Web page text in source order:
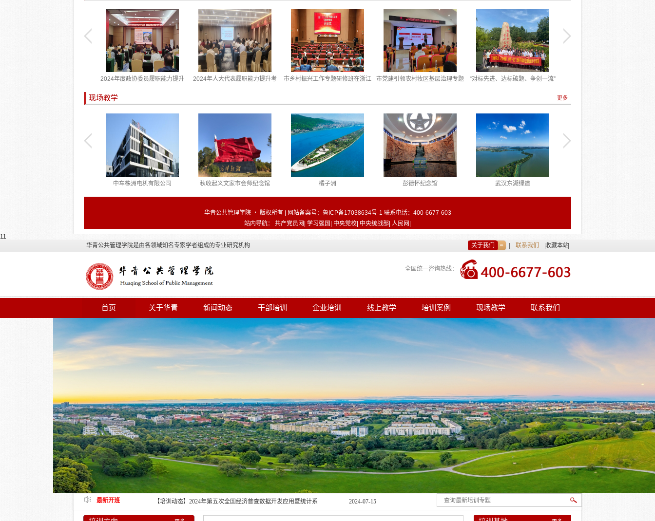
2024年度政协委员履职能力提升
2024年人大代表履职能力提升考
市乡村振兴工作专题研修班在浙江
市党建引领农村牧区基层治理专题
“对标先进、达标破题、争创一流”
更多
现场教学
中车株洲电机有限公司 秋收起义文家市会师纪念馆 橘子洲 彭德怀纪念馆 武汉东湖绿道
华青公共管理学院 ・ 版权所有 | 网站备案号： 鲁ICP备17038634号-1 联系电话：400-6677-603
站内导航： 共产党员网 学习强国 中央党校 中央统战部 人民网
11
关于我们
联系我们 收藏本站
华青公共管理学院是由各领域知名专家学者组成的专业研究机构
全国统一咨询热线：
首页 关于华青 新闻动态 干部培训 企业培训 线上教学 培训案例 现场教学 联系我们
最新开班
【培训动态】打造一流营商环境赋能现代煤化工产业高质量发展
培训班在湖北省顺利举办
2024-08-23
【培训动态】选调生和年轻干部综合素质提升专题研修班在太原
顺利结业
2024-08-23
【培训动态】财务综合能力提升培训班在青岛顺利举办
2024-08-19
【培训动态】中青年干部培训班在青岛顺利举办
2024-08-08
【培训动态】“强党性、提素质、促业务”党员干部培训班在长沙
顺利结业
2024-08-08
【培训动态】深化“放管服”改革暨提升接诉即办工作实效专题培
训班在成都顺利举办
2024-07-15
【培训动态】2024年第五次全国经济普查数据开发应用暨统计系
统干部履职能力提升培训班在重庆市顺利结业
2024-07-15
【培训动态】深入学习“千万工程”经验专题培训班在杭州顺利结
2024-07-11